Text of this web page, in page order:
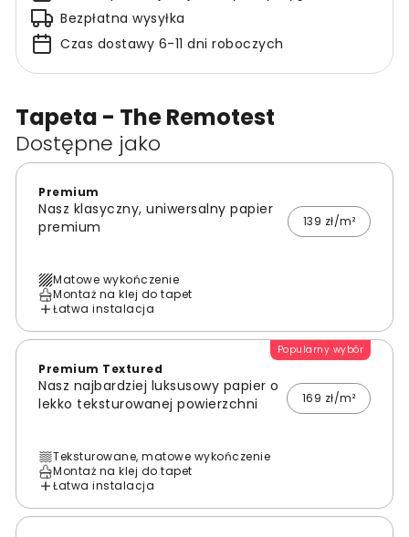
Tapeta - The Remotest
Dostępne jako
Premium
Nasz klasyczny, uniwersalny papier
premium
139 zł/m²
Matowe wykończenie
Montaż na klej do tapet
Łatwa instalacja
Popularny wybór
Premium Textured
Nasz najbardziej luksusowy papier o
lekko teksturowanej powierzchni
169 zł/m²
Teksturowane, matowe wykończenie
Montaż na klej do tapet
Łatwa instalacja
Bezpłatna wysyłka
Czas dostawy 6-11 dni roboczych